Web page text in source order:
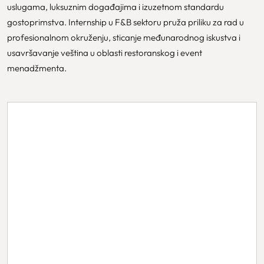
uslugama, luksuznim događajima i izuzetnom standardu
gostoprimstva. Internship u F&B sektoru pruža priliku za rad u
profesionalnom okruženju, sticanje međunarodnog iskustva i
usavršavanje veština u oblasti restoranskog i event
menadžmenta.